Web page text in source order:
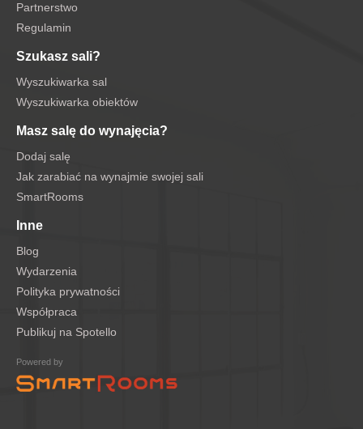
Partnerstwo
Regulamin
Szukasz sali?
Wyszukiwarka sal
Wyszukiwarka obiektów
Masz salę do wynajęcia?
Dodaj salę
Jak zarabiać na wynajmie swojej sali
SmartRooms
Inne
Blog
Wydarzenia
Polityka prywatności
Współpraca
Publikuj na Spotello
Powered by